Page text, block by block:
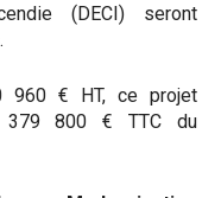
(DECI) seront
960 € HT, ce projet
379 800 € TTC du